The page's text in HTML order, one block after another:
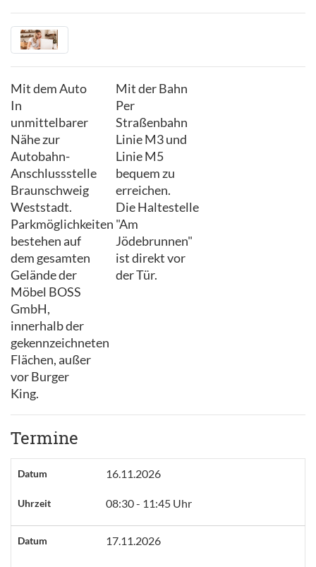
Mit dem Auto
In
unmittelbarer
Nähe zur
Autobahn-
Anschlussstelle
Braunschweig
Weststadt.
Parkmöglichkeiten
bestehen auf
dem gesamten
Gelände der
Möbel BOSS
GmbH,
innerhalb der
gekennzeichneten
Flächen, außer
vor Burger
King.
Mit der Bahn
Per
Straßenbahn
Linie M3 und
Linie M5
bequem zu
erreichen.
Die Haltestelle
"Am
Jödebrunnen"
ist direkt vor
der Tür.
Termine
Datum 16.11.2026
Uhrzeit 08:30 - 11:45 Uhr
Datum 17.11.2026